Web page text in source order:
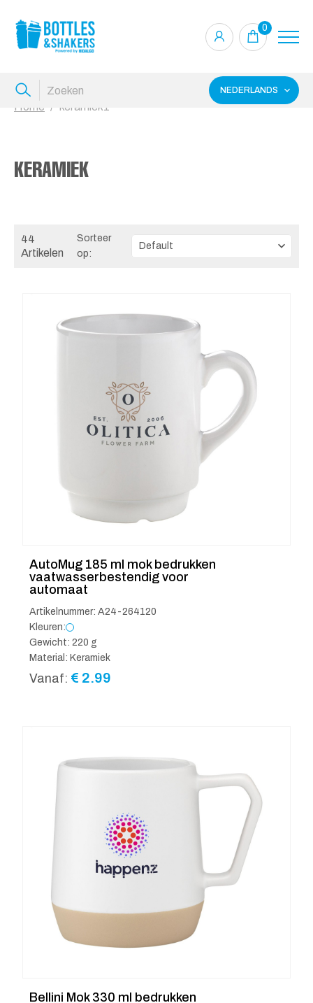
0
NEDERLANDS
Home keramiek1
KERAMIEK
44
Artikelen
Sorteer
op:
AutoMug 185 ml mok bedrukken
vaatwasserbestendig voor
automaat
Artikelnummer: A24-264120
Kleuren:
Gewicht: 220 g
Material: Keramiek
Vanaf: € 2.99
Bellini Mok 330 ml bedrukken